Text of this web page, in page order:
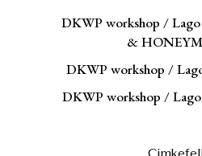
DKWP workshop /
&
DKWP workshop /
DKWP workshop /